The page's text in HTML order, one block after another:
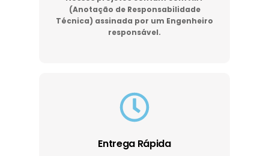
(Anotação de Responsabilidade
Técnica) assinada por um Engenheiro
responsável.
Entrega Rápida